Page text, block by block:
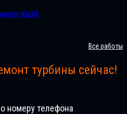
Kaddi
Все работы
турбины сейчас!
номеру телефона